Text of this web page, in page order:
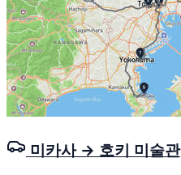
미카사 → 호키 미술관